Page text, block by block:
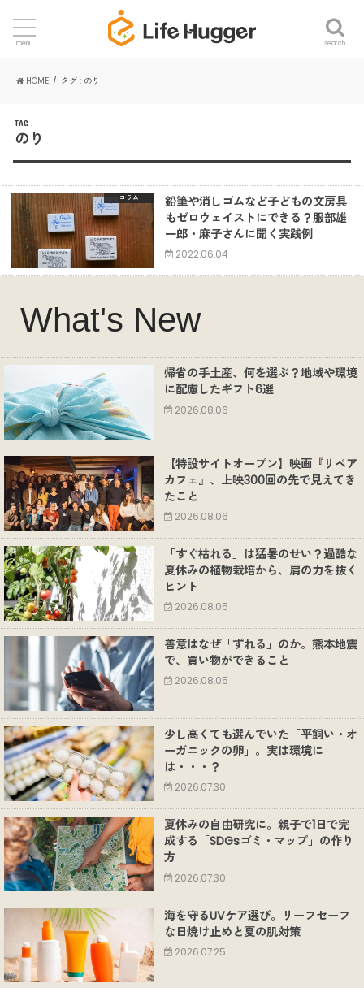
search
menu
HOME タグ : のり
TAG
のり
コラム
鉛筆や消しゴムなど子どもの文房具
もゼロウェイストにできる？服部雄
一郎・麻子さんに聞く実践例
2022.06.04
What's New
帰省の手土産、何を選ぶ？地域や環境
に配慮したギフト6選
2026.08.06
【特設サイトオープン】映画『リペア
カフェ』、上映300回の先で見えてき
たこと
2026.08.06
「すぐ枯れる」は猛暑のせい？過酷な
夏休みの植物栽培から、肩の力を抜く
ヒント
2026.08.05
善意はなぜ「ずれる」のか。熊本地震
で、買い物ができること
2026.08.05
少し高くても選んでいた「平飼い・オ
ーガニックの卵」。実は環境に
は・・・？
2026.07.30
夏休みの自由研究に。親子で1日で完
成する「SDGsゴミ・マップ」の作り
方
2026.07.30
海を守るUVケア選び。リーフセーフ
な日焼け止めと夏の肌対策
2026.07.25